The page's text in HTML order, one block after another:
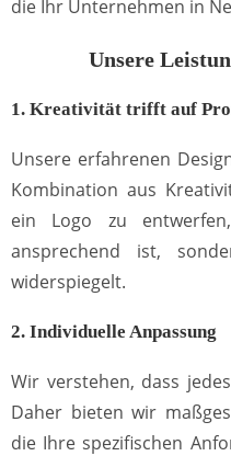
die Ihr Unternehmen in
Unsere
1. Kreativität trifft auf
Unsere erfahrenen
Kombination aus
ein Logo zu
ansprechend ist,
widerspiegelt.
2. Individuelle Anpassung
Wir verstehen, dass
Daher bieten wir
die Ihre spezifischen